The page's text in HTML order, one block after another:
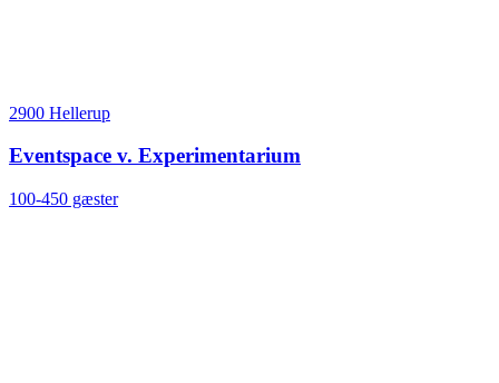
2900 Hellerup
Eventspace v. Experimentarium
100-450 gæster